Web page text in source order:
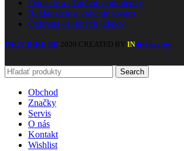
Dodacie a platobné podmienky
Reklamácie a vrátenie tovaru
Ochrana osobných údajov
PAGY BIKE BB 2020 CREATED BY INdividuality
Search
Obchod
Značky
Servis
O nás
Kontakt
Wishlist